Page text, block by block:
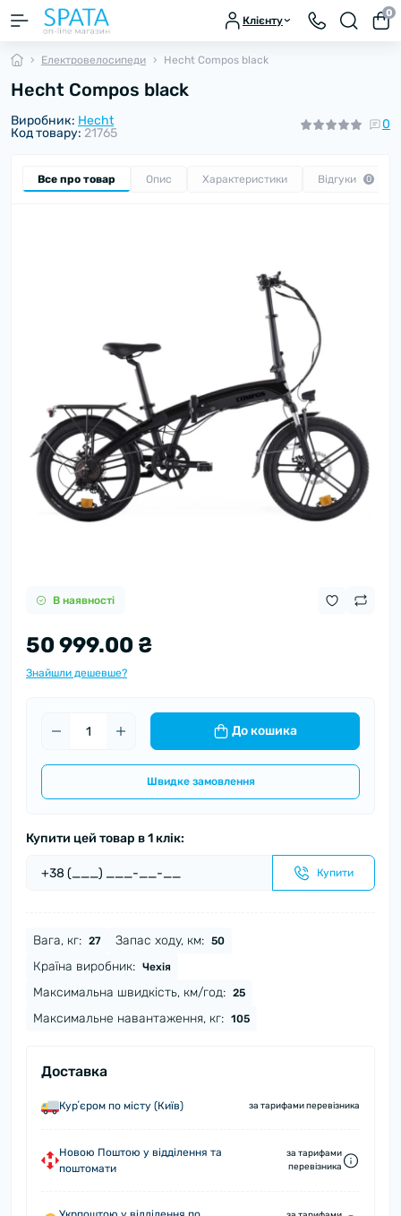
Клієнту
0
Електровелосипеди Hecht Compos black
Hecht Compos black
Виробник: Hecht
Код товару: 21765
0
Все про товар Опис Характеристики Відгуки 0
В наявності
50 999.00 ₴
Знайшли дешевше?
До кошика
Швидке замовлення
Купити цей товар в 1 клік:
Купити
Вага, кг: 27 Запас ходу, км: 50
Країна виробник: Чехія
Максимальна швидкість, км/год: 25
Максимальне навантаження, кг: 105
Доставка
Курʼєром по місту (Київ) за тарифами перевізника
Новою Поштою у відділення та
поштомати
за тарифами
перевізника